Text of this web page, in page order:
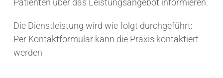
Patienten über das Leistungsangebot informieren.
Die Dienstleistung wird wie folgt durchgeführt:
Per Kontaktformular kann die Praxis kontaktiert
werden